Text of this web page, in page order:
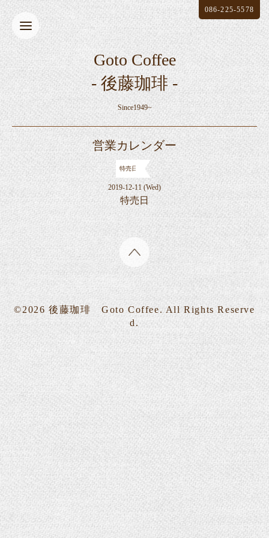
Goto Coffee
- 後藤珈琲 -
Since1949~
086-225-5578
営業カレンダー
特売日
2019-12-11 (Wed)
特売日
©2026 後藤珈琲 Goto Coffee. All Rights Reserve
d.